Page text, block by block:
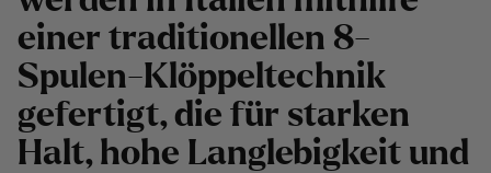
einer traditionellen 8-
Spulen-Klöppeltechnik
gefertigt, die für starken
Halt, hohe Langlebigkeit und